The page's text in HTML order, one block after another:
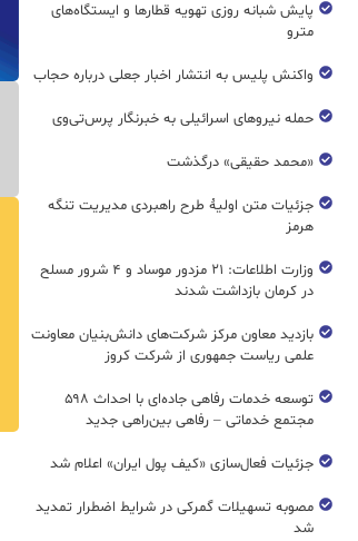
پایش شبانه روزی تهویه قطار‌ها و ایستگاه‌های
مترو
واکنش پلیس به انتشار اخبار جعلی درباره حجاب
حمله نیروهای اسرائیلی به خبرنگار پرس‌تی‌وی
«محمد حقیقی» درگذشت
جزئیات متن اولیۀ طرح راهبردی مدیریت تنگه
هرمز
وزارت اطلاعات: ۲۱ مزدور موساد و ۴ شرور مسلح
در کرمان بازداشت شدند
بازدید معاون مرکز شرکت‌های دانش‌بنیان معاونت
علمی ریاست جمهوری از شرکت کروز
توسعه خدمات رفاهی جاده‌ای با احداث ۵۹۸
مجتمع خدماتی – رفاهی بین‌راهی جدید
جزئیات فعال‌سازی «کیف پول ایران» اعلام شد
مصوبه تسهیلات گمرکی در شرایط اضطرار تمدید
شد